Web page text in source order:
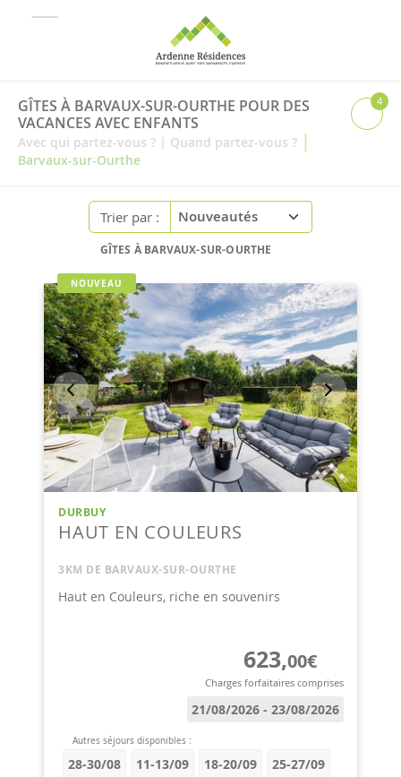
GÎTES À BARVAUX-SUR-OURTHE POUR DES
VACANCES AVEC ENFANTS
Avec qui partez-vous ? | Quand partez-vous ? |
Barvaux-sur-Ourthe
4
Trier par :
GÎTES À BARVAUX-SUR-OURTHE